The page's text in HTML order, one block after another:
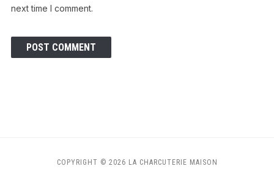
next time I comment.
COPYRIGHT © 2026 LA CHARCUTERIE MAISON